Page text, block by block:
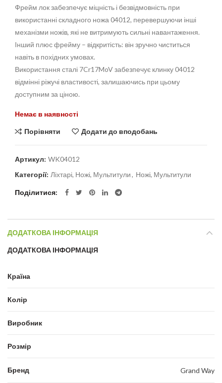
Фрейм лок забезпечує міцність і безвідмовність при
використанні складного ножа 04012, перевершуючи інші
механізми ножів, які не витримують сильні навантаження.
Інший плюс фрейму – відкритість: він зручно чиститься
навіть в похідних умовах.
Використання сталі 7Cr17MoV забезпечує клинку 04012
відмінні ріжучі властивості, залишаючись при цьому
доступним за ціною.
Немає в наявності
Порівняти Додати до вподобань
Артикул: WK04012
Категорії: Ліхтарі, Ножі, Мультитули, Ножі, Мультитули
Поділитися
ДОДАТКОВА ІНФОРМАЦІЯ
ДОДАТКОВА ІНФОРМАЦІЯ
Країна
Колір
Виробник
Розмір
Бренд Grand Way